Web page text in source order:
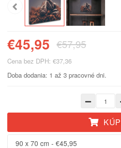
€45,95 €57,95
Cena bez DPH: €37,36
Doba dodania: 1 až 3 pracovné dni.